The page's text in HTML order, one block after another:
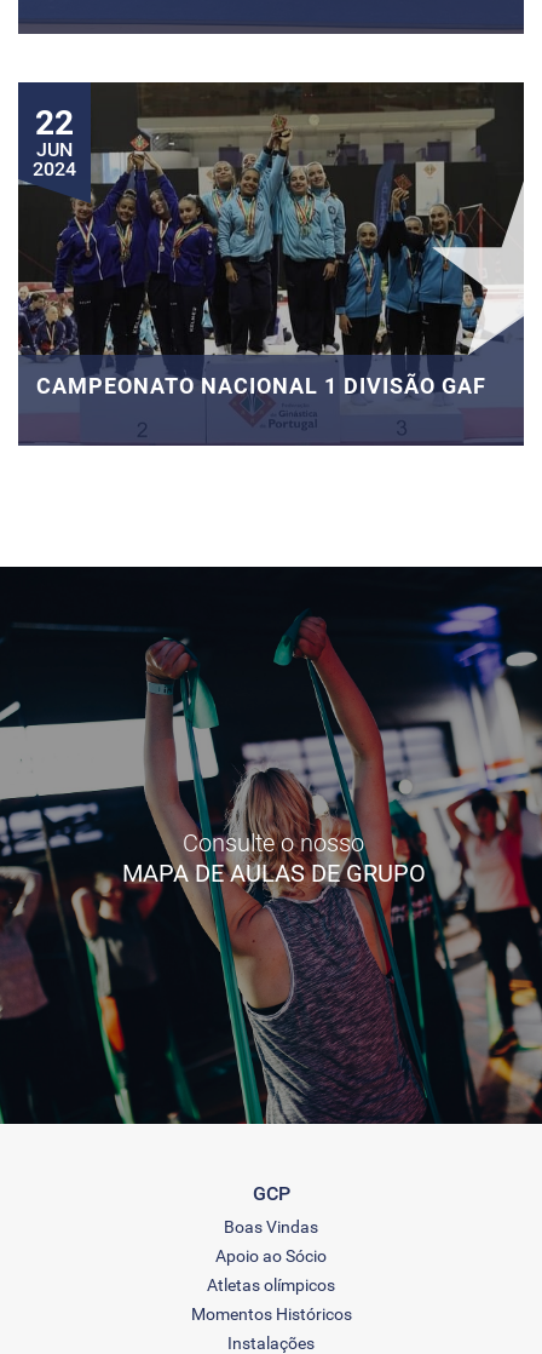
22
JUN
2024
CAMPEONATO NACIONAL 1 DIVISÃO GAF
Consulte o nosso
MAPA DE AULAS DE GRUPO
GCP
Boas Vindas
Apoio ao Sócio
Atletas olímpicos
Momentos Históricos
Instalações